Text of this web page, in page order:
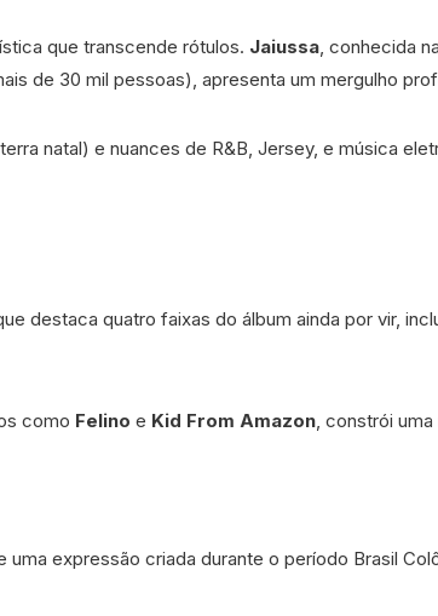
que transcende rótulos. Jaiussa, conhecida
de 30 mil pessoas), apresenta um mergulho
natal) e nuances de R&B, Jersey, e música
destaca quatro faixas do álbum ainda por vir,
como Felino e Kid From Amazon, constrói
expressão criada durante o período Brasil